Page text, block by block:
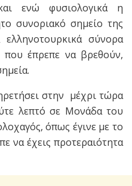
ενώ φυσιολογικά η
συνοριακό σημείο της
σύνορα
έπρεπε να βρεθούν,
στην μέχρι τώρα
λεπτό σε Μονάδα του
όπως έγινε με το
να έχεις προτεραιότητα